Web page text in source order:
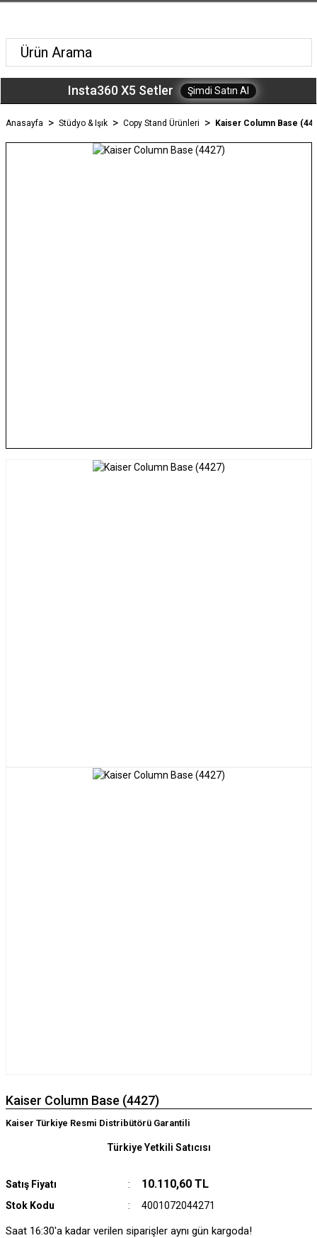
Insta360 X5 Setler Şimdi Satın Al
Anasayfa Stüdyo & Işık Copy Stand Ürünleri Kaiser Column Base
Kaiser Column Base (4427)
Kaiser Türkiye Resmi Distribütörü Garantili
Satış Fiyatı 10.110,60 TL
Stok Kodu 4001072044271
Türkiye Yetkili Satıcısı
Saat 16:30'a kadar verilen siparişler aynı gün kargoda!